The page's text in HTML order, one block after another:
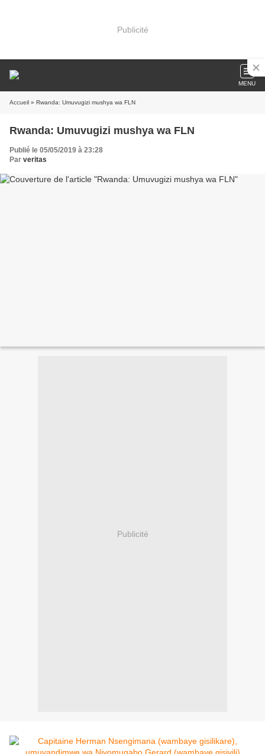
Publicité
MENU
Accueil » Rwanda: Umuvugizi mushya wa FLN
Rwanda: Umuvugizi mushya wa FLN
Publié le 05/05/2019 à 23:28
Par veritas
Publicité